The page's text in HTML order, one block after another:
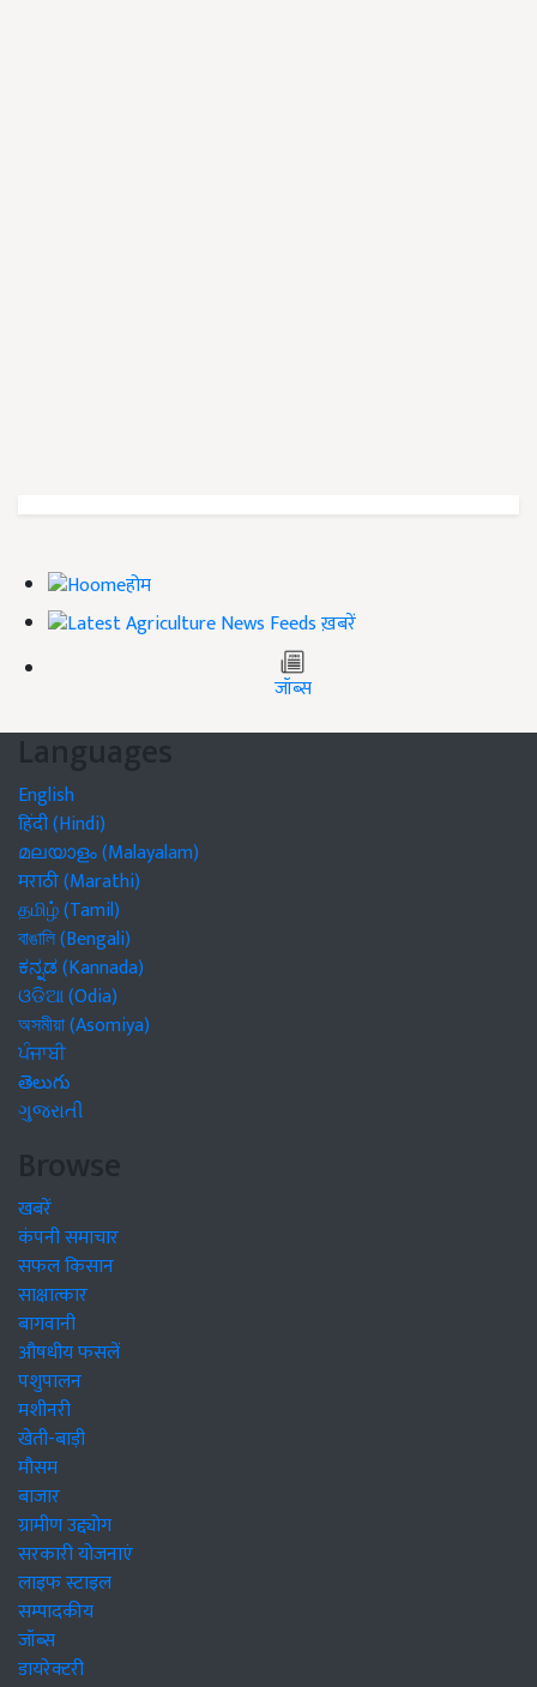
होम
ख़बरें
जॉब्स
Languages
English
हिंदी (Hindi)
മലയാളം (Malayalam)
मराठी (Marathi)
தமிழ் (Tamil)
বাঙালি (Bengali)
ಕನ್ನಡ (Kannada)
ଓଡିଆ (Odia)
অসমীয়া (Asomiya)
ਪੰਜਾਬੀ
తెలుగు
ગુજરાતી
Browse
खबरें
कंपनी समाचार
सफल किसान
साक्षात्कार
बागवानी
औषधीय फसलें
पशुपालन
मशीनरी
खेती-बाड़ी
मौसम
बाजार
ग्रामीण उद्द्योग
सरकारी योजनाएं
लाइफ स्टाइल
सम्पादकीय
जॉब्स
डायरेक्टरी